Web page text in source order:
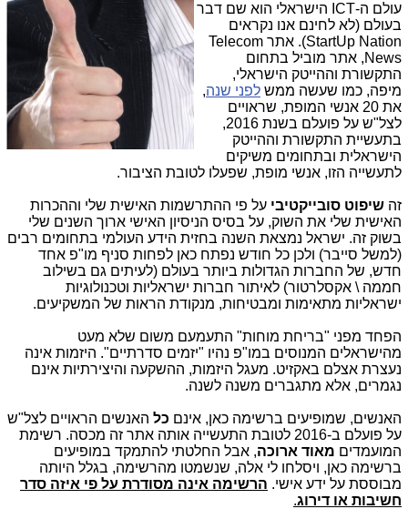
עולם ה-ICT הישראלי הוא שם דבר
בעולם (לא לחינם אנו נקראים
StartUp Nation). אתר Telecom
News, אתר מוביל בתחום
התקשורת וההייטק הישראלי,
מיפה, כמו שעשה ממש לפני שנה,
את 20 אנשי המופת, שראויים
לצל"ש על פועלם בשנת 2016,
בתעשיית התקשורת וההייטק
הישראלית ובתחומים משיקים
לתעשייה הזו, אנשי מופת, שפעלו לטובת הציבור.
זה שיפוט סובייקטיבי על פי ההתרשמות האישית שלי וההכרות
האישית שלי את השוק, על בסיס הניסיון האישי ארוך השנים שלי
בשוק זה. ישראל נמצאת השנה בחזית הידע העולמי בתחומים רבים
(למשל סייבר) ולכן כל חודש נפתח כאן לפחות סניף מו"פ אחד
חדש, של החברות הגדולות ביותר בעולם (לעיתים גם בשילוב
חממה \ אקסלרטור) לאיתור חברות ישראליות וטכנולוגיות
ישראליות מתאימות ומבטיחות, מנקודת הראות של המשקיעים.
הפחד מפני "בריחת מוחות" התעמעם משום שלא מעט
מהישראלים המנוסים במו"פ נהיו "יזמים סדרתיים". היזמות אינה
נעצרת אצלם באקזיט. מעגל היזמות, ההשקעה והיצירתיות אינם
נגמרים, אלא מתגברים משנה לשנה.
האנשים, שמופיעים ברשימה כאן, אינם כל האנשים הראויים לצל"ש
על פועלם ב-2016 לטובת התעשייה אותה אתר זה מכסה. רשימת
המועמדים מאוד ארוכה, אבל החלטתי להתמקד במופיעים
ברשימה כאן, ויסלחו לי אלה, שנשמטו מהרשימה, בגלל היותה
מבוססת על ידע אישי. הרשימה אינה מסודרת על פי איזה סדר
חשיבות או דירוג.